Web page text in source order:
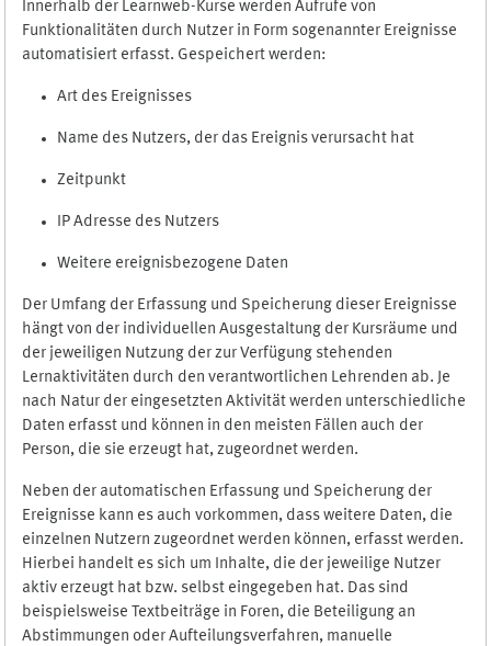
Innerhalb der Learnweb-Kurse werden Aufrufe von
Funktionalitäten durch Nutzer in Form sogenannter Ereignisse
automatisiert erfasst. Gespeichert werden:
Art des Ereignisses
Name des Nutzers, der das Ereignis verursacht hat
Zeitpunkt
IP Adresse des Nutzers
Weitere ereignisbezogene Daten
Der Umfang der Erfassung und Speicherung dieser Ereignisse
hängt von der individuellen Ausgestaltung der Kursräume und
der jeweiligen Nutzung der zur Verfügung stehenden
Lernaktivitäten durch den verantwortlichen Lehrenden ab. Je
nach Natur der eingesetzten Aktivität werden unterschiedliche
Daten erfasst und können in den meisten Fällen auch der
Person, die sie erzeugt hat, zugeordnet werden.
Neben der automatischen Erfassung und Speicherung der
Ereignisse kann es auch vorkommen, dass weitere Daten, die
einzelnen Nutzern zugeordnet werden können, erfasst werden.
Hierbei handelt es sich um Inhalte, die der jeweilige Nutzer
aktiv erzeugt hat bzw. selbst eingegeben hat. Das sind
beispielsweise Textbeiträge in Foren, die Beteiligung an
Abstimmungen oder Aufteilungsverfahren, manuelle